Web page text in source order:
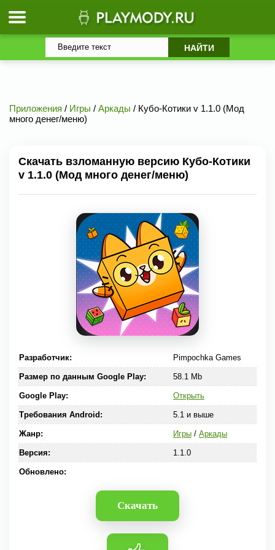
Приложения / Игры / Аркады / Кубо-Котики v 1.1.0 (Мод
много денег/меню)
Скачать взломанную версию Кубо-Котики
v 1.1.0 (Мод много денег/меню)
Разработчик: Pimpochka Games
Размер по данным Google Play: 58.1 Mb
Google Play: Открыть
Требования Android: 5.1 и выше
Жанр: Игры/ Аркады
Версия: 1.1.0
Обновлено:
Скачать